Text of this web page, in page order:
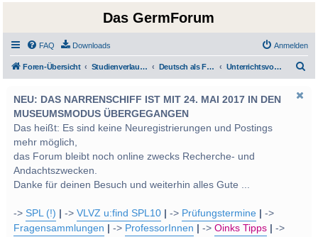
Das GermForum
FAQ Downloads Anmelden
Foren-Übersicht Studienverlauf Bachelor-/Masterstudien sowie UF Deutsch Deutsch als Fremd-/Zweitsprache Unterrichtsvorbereitungen DaF/DaZ
NEU: DAS NARRENSCHIFF IST MIT 24. MAI 2017 IN DEN
MUSEUMSMODUS ÜBERGEGANGEN
Das heißt: Es sind keine Neuregistrierungen und Postings
mehr möglich,
das Forum bleibt noch online zwecks Recherche- und
Andachtszwecken.
Danke für deinen Besuch und weiterhin alles Gute ...
->SPL (!) ->VLVZ u:find SPL10 -> Prüfungstermine
->
Fragensammlungen
-> ProfessorInnen ->Oinks Tipps
->